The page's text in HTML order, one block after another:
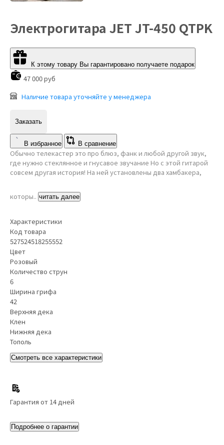
Электрогитара JET JT-450 QTPK
К этому товару Вы гарантировано получаете подарок
47 000 руб
Наличие товара уточняйте у менеджера
Заказать
В избранное В сравнение
Обычно телекастер это про блюз, фанк и любой другой звук,
где нужно стеклянное и гнусавое звучание Но с этой гитарой
совсем другая история! На ней установлены два хамбакера,
которы.. читать далее
Характеристики
Код товара
527524518255552
Цвет
Розовый
Количество струн
6
Ширина грифа
42
Верхняя дека
Клен
Нижняя дека
Тополь
Смотреть все характеристики
Гарантия от 14 дней
Подробнее о гарантии